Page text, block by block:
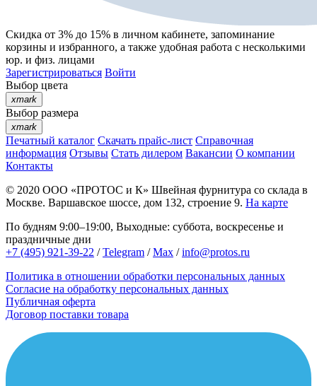
Скидка от 3% до 15% в личном кабинете, запоминание
корзины и избранного, а также удобная работа с несколькими
юр. и физ. лицами
Зарегистрироваться Войти
Выбор цвета
xmark
Выбор размера
xmark
Печатный каталог Скачать прайс-лист Справочная
информация Отзывы Стать дилером Вакансии О компании
Контакты
© 2020 ООО «ПРОТОС и К» Швейная фурнитура со склада в
Москве. Варшавское шоссе, дом 132, строение 9. На карте
По будням 9:00–19:00, Выходные: суббота, воскресенье и
праздничные дни
+7 (495) 921-39-22 /Telegram /Max /info@protos.ru
Политика в отношении обработки персональных данных
Согласие на обработку персональных данных
Публичная оферта
Договор поставки товара